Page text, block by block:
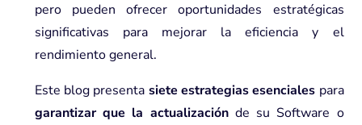
pero pueden ofrecer oportunidades estratégicas
significativas para mejorar la eficiencia y el
rendimiento general.
Este blog presenta siete estrategias esenciales para
garantizar que la actualizaciónde su Software o